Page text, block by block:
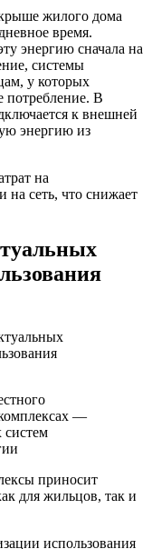
жилого дома
время.
энергию сначала на
системы
у которых
В
к внешней
энергию из
на
на сеть, что снижает
—
систем
приносит
для жильцов, так и
использования